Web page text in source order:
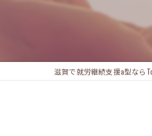
滋賀で就労継続支援a型なら